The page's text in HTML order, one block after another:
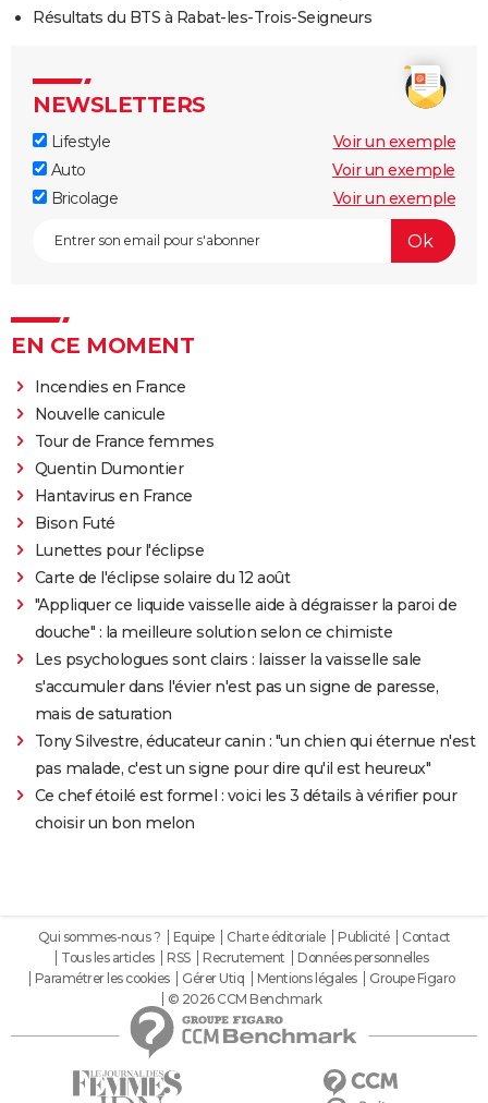
Résultats du BTS à Rabat-les-Trois-Seigneurs
NEWSLETTERS
Lifestyle
Voir un exemple
Auto
Voir un exemple
Bricolage
Voir un exemple
EN CE MOMENT
Incendies en France
Nouvelle canicule
Tour de France femmes
Quentin Dumontier
Hantavirus en France
Bison Futé
Lunettes pour l'éclipse
Carte de l'éclipse solaire du 12 août
"Appliquer ce liquide vaisselle aide à dégraisser la paroi de
douche" : la meilleure solution selon ce chimiste
Les psychologues sont clairs : laisser la vaisselle sale
s'accumuler dans l'évier n'est pas un signe de paresse,
mais de saturation
Tony Silvestre, éducateur canin : "un chien qui éternue n'est
pas malade, c'est un signe pour dire qu'il est heureux"
Ce chef étoilé est formel : voici les 3 détails à vérifier pour
choisir un bon melon
Qui sommes-nous ? Equipe Charte éditoriale Publicité
Contact
Tous les articles
RSS Recrutement
Données personnelles
Paramétrer les cookies
Gérer Utiq Mentions légales
Groupe Figaro
© 2026 CCM Benchmark